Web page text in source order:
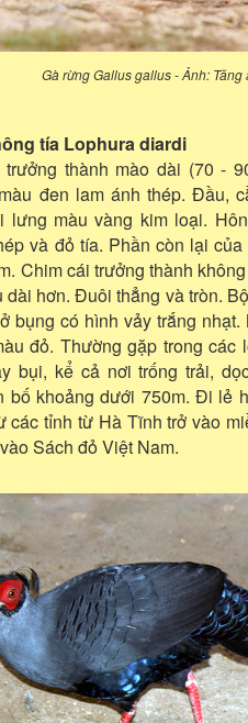
Gà rừng Gallus gallus - Ảnh: Tăng
tía Lophura diardi
thành mào dài (70 -
đen lam ánh thép. Đầu,
lưng màu vàng kim loại.
và đỏ tía. Phần còn lại
Chim cái trưởng thành
dài hơn. Đuôi thẳng và tròn.
bụng có hình vảy trắng
đỏ. Thường gặp trong các
bụi, kể cả nơi trống trải,
bố khoảng dưới 750m. Đi lẻ
các tỉnh từ Hà Tĩnh trở vào
Sách đỏ Việt Nam.